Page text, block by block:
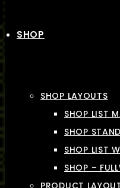
SHOP
SHOP LAYOUTS
SHOP LIST
SHOP
SHOP LIST
SHOP –
PRODUCT